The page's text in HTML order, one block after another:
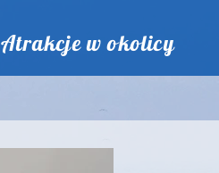
Atrakcje w okolicy